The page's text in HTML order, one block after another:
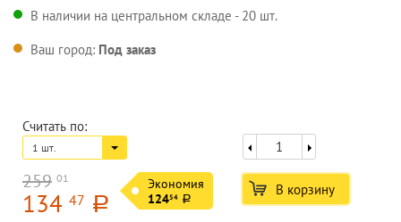
В наличии на центральном складе - 20 шт.
Ваш город: Под заказ
Считать по:
1 шт.
259 01
134 47 a
Экономия
12454 a
В корзину